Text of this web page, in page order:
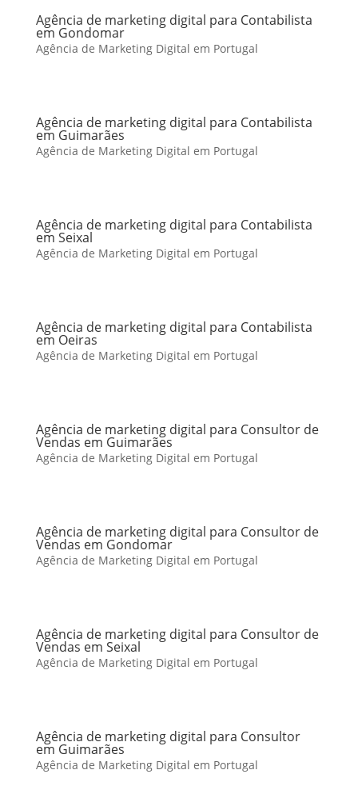
Agência de marketing digital para Contabilista
em Gondomar
Agência de Marketing Digital em Portugal
Agência de marketing digital para Contabilista
em Guimarães
Agência de Marketing Digital em Portugal
Agência de marketing digital para Contabilista
em Seixal
Agência de Marketing Digital em Portugal
Agência de marketing digital para Contabilista
em Oeiras
Agência de Marketing Digital em Portugal
Agência de marketing digital para Consultor de
Vendas em Guimarães
Agência de Marketing Digital em Portugal
Agência de marketing digital para Consultor de
Vendas em Gondomar
Agência de Marketing Digital em Portugal
Agência de marketing digital para Consultor de
Vendas em Seixal
Agência de Marketing Digital em Portugal
Agência de marketing digital para Consultor
em Guimarães
Agência de Marketing Digital em Portugal